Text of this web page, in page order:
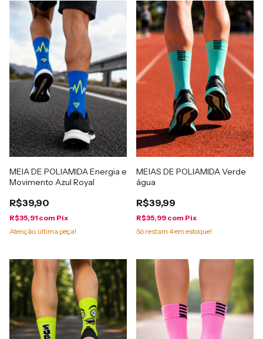
MEIA DE POLIAMIDA Energia e
Movimento Azul Royal
R$39,90
R$35,91 com Pix
Atenção, última peça!
MEIAS DE POLIAMIDA Verde
água
R$39,99
R$35,99 com Pix
Só restam 4em estoque!